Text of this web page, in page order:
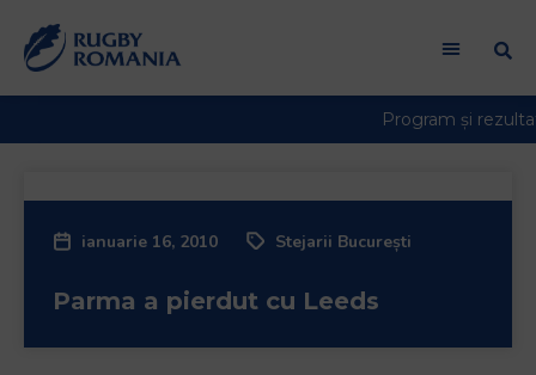
ianuarie 16, 2010 Stejarii București
Parma a pierdut cu Leeds